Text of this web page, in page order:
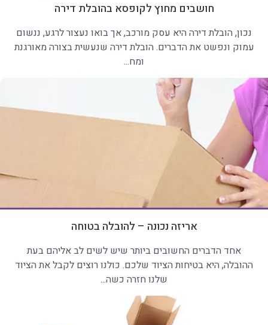
חושבים מחוץ לקופסא בהובלת דירה
נכון, הובלת דירה היא עסק מורכב, אך בואו נעצור לרגע, ננשום
עמוק ונפשט את הדברים. הובלת דירה שנעשית בצורה מאורגנת
ומח...
אריזה נכונה – להובלה בטוחה
אחד הדברים החשובים ביותר שיש לשים לב אליהם בעת
ההובלה, היא בטיחות הציוד שלכם. כולנו רוצים לקבל את הציוד
שלנו חזרה כשה...